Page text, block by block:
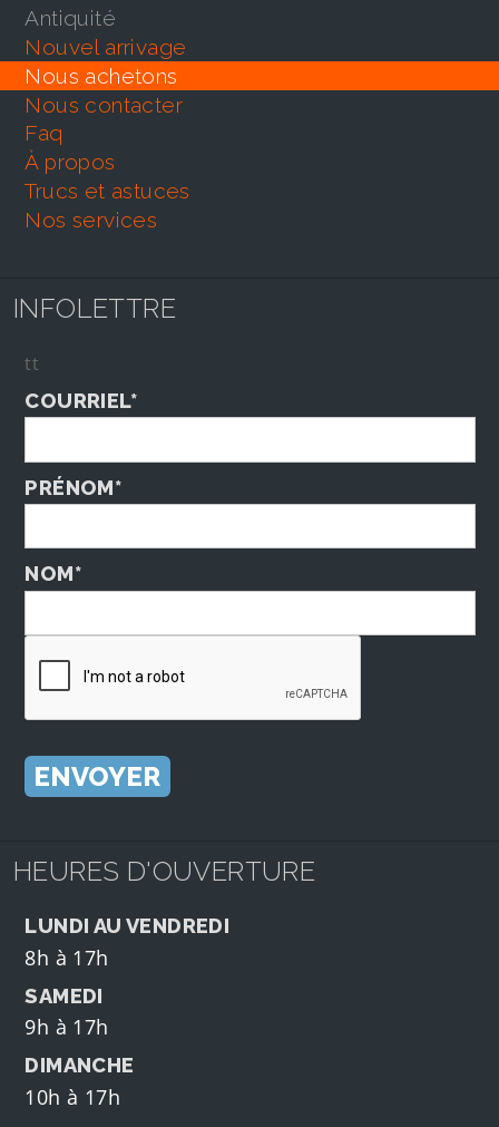
antiquité
nouvel arrivage
nous achetons
nous contacter
faq
À propos
trucs et astuces
nos services
INFOLETTRE
tt
COURRIEL*
PRÉNOM*
NOM*
HEURES D'OUVERTURE
LUNDI AU VENDREDI
8h à 17h
SAMEDI
9h à 17h
DIMANCHE
10h à 17h